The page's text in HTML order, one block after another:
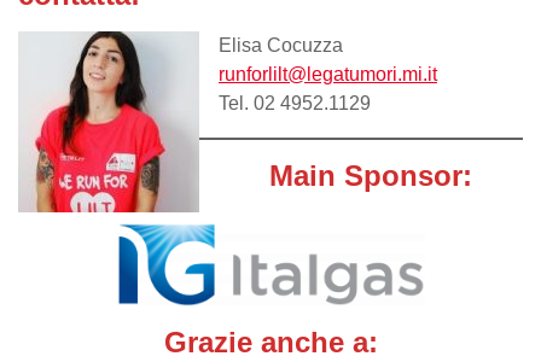
Elisa Cocuzza
runforlilt@legatumori.mi.it
Tel. 02 4952.1129
Main Sponsor:
Grazie anche a: